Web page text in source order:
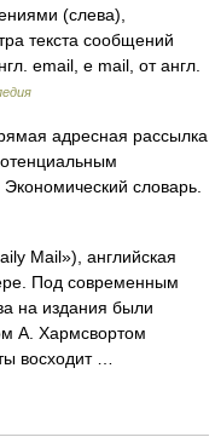
(слева),
текста сообщений
email, e mail, от англ.
адресная рассылка
словарь.
Mail»), английская
Под современным
на издания были
А. Хармсвортом
восходит …